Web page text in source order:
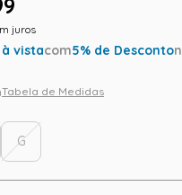
à vistacom5% de Desconto
Tabela de Medidas
G